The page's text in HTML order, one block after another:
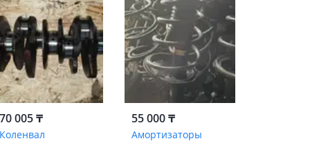
70 005 ₸
Коленвал
55 000 ₸
Амортизаторы